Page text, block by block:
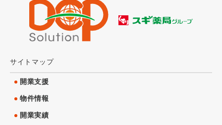
サイトマップ
開業支援
物件情報
開業実績